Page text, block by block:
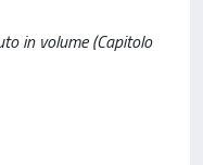
in volume (Capitolo